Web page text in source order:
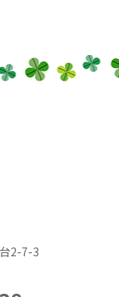
2-7-3